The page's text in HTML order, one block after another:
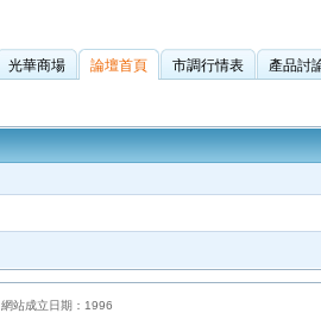
光華商場 論壇首頁 市調行情表 產品討
網站成立日期：1996